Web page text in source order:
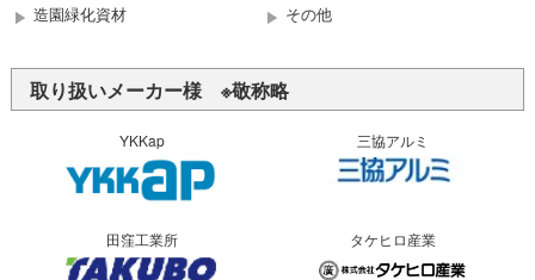
造園緑化資材
その他
取り扱いメーカー様 ※敬称略
YKKap 三協アルミ
田窪工業所 タケヒロ産業